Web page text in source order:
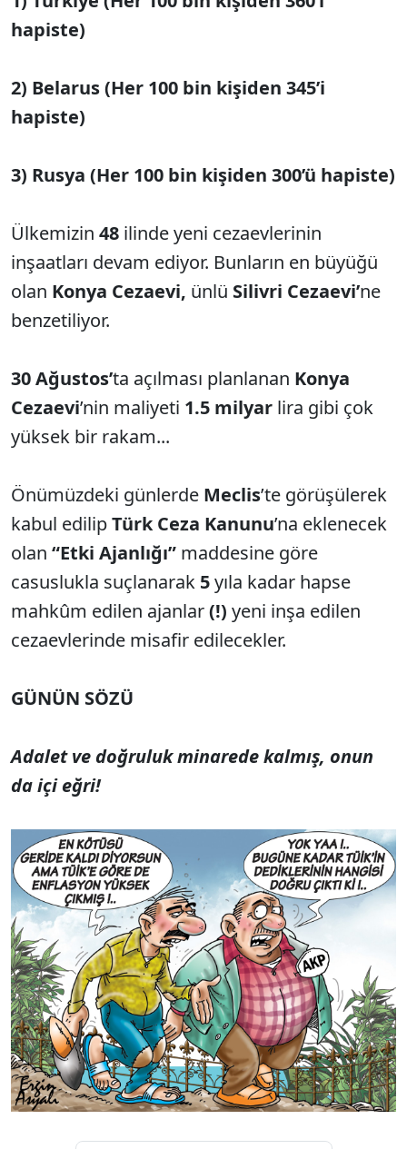
hapiste)
2) Belarus (Her 100 bin kişiden 345’i
hapiste)
3) Rusya (Her 100 bin kişiden 300’ü hapiste)
Ülkemizin 48 ilinde yeni cezaevlerinin
inşaatları devam ediyor. Bunların en büyüğü
olan Konya Cezaevi, ünlü Silivri Cezaevi’ne
benzetiliyor.
30 Ağustos’ta açılması planlanan Konya
Cezaevi’nin maliyeti 1.5 milyar lira gibi çok
yüksek bir rakam...
Önümüzdeki günlerde Meclis’te görüşülerek
kabul edilipTürk Ceza Kanunu’na eklenecek
olan “Etki Ajanlığı” maddesine göre
casuslukla suçlanarak 5yıla kadar hapse
mahkûm edilen ajanlar(!) yeni inşa edilen
cezaevlerinde misafir edilecekler.
GÜNÜN SÖZÜ
Adalet ve doğruluk minarede kalmış, onun
da içi eğri!